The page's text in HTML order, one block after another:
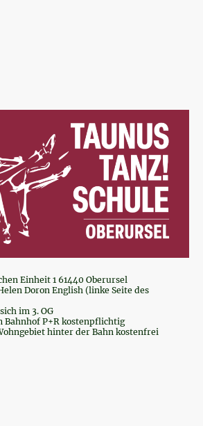
Einheit 1 61440 Oberursel
Doron English (linke Seite des
im 3. OG
Bahnhof P+R kostenpflichtig
hinter der Bahn kostenfrei